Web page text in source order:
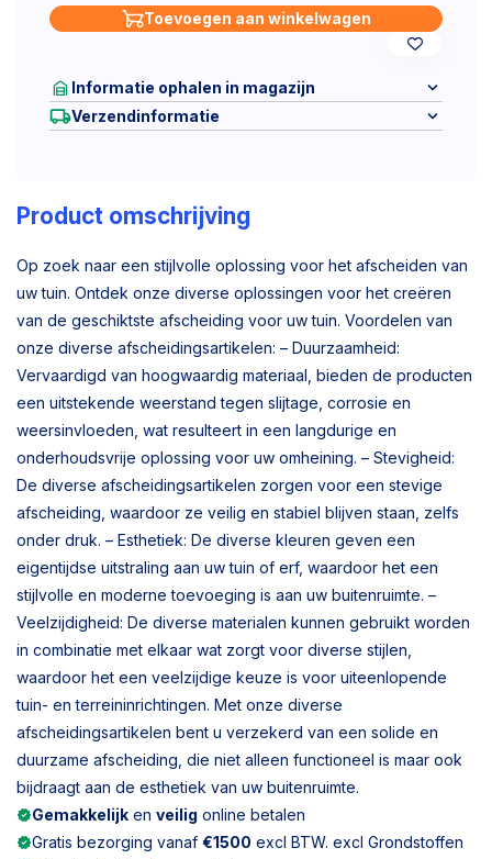
Toevoegen aan winkelwagen
Informatie ophalen in magazijn
Verzendinformatie
Product omschrijving
Op zoek naar een stijlvolle oplossing voor het afscheiden van
uw tuin. Ontdek onze diverse oplossingen voor het creëren
van de geschiktste afscheiding voor uw tuin. Voordelen van
onze diverse afscheidingsartikelen: – Duurzaamheid:
Vervaardigd van hoogwaardig materiaal, bieden de producten
een uitstekende weerstand tegen slijtage, corrosie en
weersinvloeden, wat resulteert in een langdurige en
onderhoudsvrije oplossing voor uw omheining. – Stevigheid:
De diverse afscheidingsartikelen zorgen voor een stevige
afscheiding, waardoor ze veilig en stabiel blijven staan, zelfs
onder druk. – Esthetiek: De diverse kleuren geven een
eigentijdse uitstraling aan uw tuin of erf, waardoor het een
stijlvolle en moderne toevoeging is aan uw buitenruimte. –
Veelzijdigheid: De diverse materialen kunnen gebruikt worden
in combinatie met elkaar wat zorgt voor diverse stijlen,
waardoor het een veelzijdige keuze is voor uiteenlopende
tuin- en terreininrichtingen. Met onze diverse
afscheidingsartikelen bent u verzekerd van een solide en
duurzame afscheiding, die niet alleen functioneel is maar ook
bijdraagt aan de esthetiek van uw buitenruimte.
Gemakkelijk en veilig online betalen
Gratis bezorging vanaf €1500 excl BTW. excl Grondstoffen